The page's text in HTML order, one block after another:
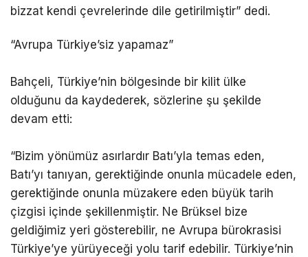
bizzat kendi çevrelerinde dile getirilmiştir” dedi.
“Avrupa Türkiye’siz yapamaz”
Bahçeli, Türkiye’nin bölgesinde bir kilit ülke
olduğunu da kaydederek, sözlerine şu şekilde
devam etti:
“Bizim yönümüz asırlardır Batı’yla temas eden,
Batı’yı tanıyan, gerektiğinde onunla mücadele eden,
gerektiğinde onunla müzakere eden büyük tarih
çizgisi içinde şekillenmiştir. Ne Brüksel bize
geldiğimiz yeri gösterebilir, ne Avrupa bürokrasisi
Türkiye’ye yürüyeceği yolu tarif edebilir. Türkiye’nin